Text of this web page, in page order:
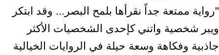
"رواية ممتعة جداً نقرأها بلمح البصر... وقد ابتكر
ويبر شخصية واتني كإحدى الشخصيات الأكثر
جاذبية وفكاهة وسعة حيلة في الروايات الخيالية